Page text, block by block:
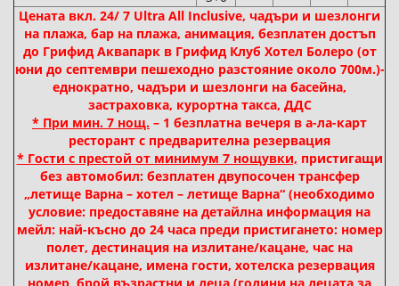
Цената вкл. 24/ 7 Ultra All Inclusive, чадъри и шезлонги
на плажа, бар на плажа, анимация, безплатен достъп
до Грифид Аквапарк в Грифид Клуб Хотел Болеро (от
юни до септември пешеходно разстояние около 700м.)-
еднократно, чадъри и шезлонги на басейна,
застраховка, курортна такса, ДДС
* При мин. 7 нощ. – 1 безплатна вечеря в а-ла-карт
ресторант с предварителна резервация
* Гости с престой от минимум 7 нощувки, пристигащи
без автомобил: безплатен двупосочен трансфер
„летище Варна – хотел – летище Варна“ (необходимо
условие: предоставяне на детайлна информация на
мейл: най-късно до 24 часа преди пристигането: номер
полет, дестинация на излитане/кацане, час на
излитане/кацане, имена гости, хотелска резервация